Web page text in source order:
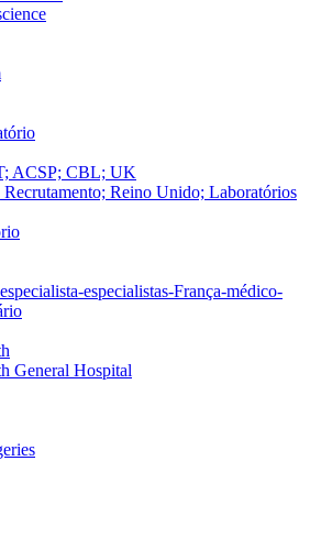
ACSP; CBL; UK
Reino Unido; Laboratórios
especialistas-França-médico-
General Hospital